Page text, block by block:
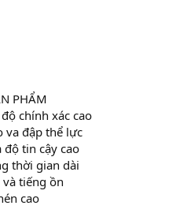
PHẨM
chính xác cao
va đập thể lực
độ tin cậy cao
thời gian dài
tiếng ồn
cao